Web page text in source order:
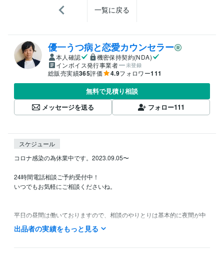
一覧に戻る
優一うつ病と恋愛カウンセラー
本人確認
機密保持契約(NDA)
インボイス発行事業者
未登録
総販売実績365評価 4.9フォロワー111
無料で見積り相談
メッセージを送る
フォロー111
スケジュール
コロナ感染の為休業中です。2023.09.05〜
24時間電話相談ご予約受付中！
いつでもお気軽にご相談くださいね。
平日の昼間は働いておりますので、相談のやりとりは基本的に夜間が中
心となります。
出品者の実績をもっと見る